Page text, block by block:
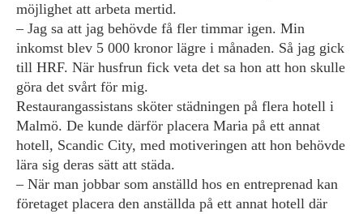
möjlighet att arbeta mertid.
– Jag sa att jag behövde få fler timmar igen. Min
inkomst blev 5 000 kronor lägre i månaden. Så jag gick
till HRF. När husfrun fick veta det sa hon att hon skulle
göra det svårt för mig.
Restaurangassistans sköter städningen på flera hotell i
Malmö. De kunde därför placera Maria på ett annat
hotell, Scandic City, med motiveringen att hon behövde
lära sig deras sätt att städa.
– När man jobbar som anställd hos en entreprenad kan
företaget placera den anställda på ett annat hotell där